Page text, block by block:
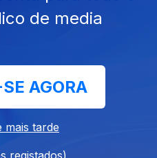
24 jul. 2026
de media
AGORA
mais tarde
registados)